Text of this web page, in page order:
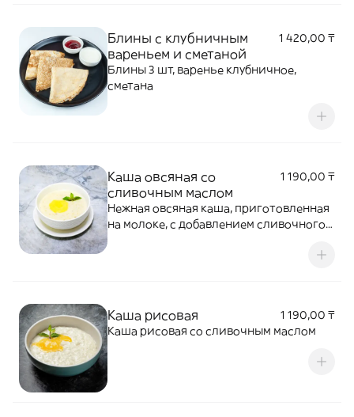
Блины с клубничным
вареньем и сметаной
1 420,00 ₸
Блины 3 шт, варенье клубничное,
сметана
Каша овсяная со
сливочным маслом
1 190,00 ₸
Нежная овсяная каша, приготовленная
на молоке, с добавлением сливочного
Каша рисовая
1 190,00 ₸
Каша рисовая со сливочным маслом